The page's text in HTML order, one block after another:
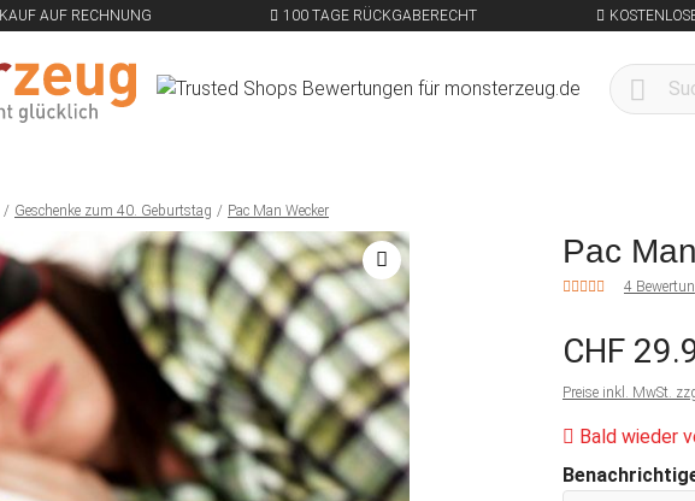
KAUF AUF RECHNUNG 100 TAGE RÜCKGABERECHT
Geschenke zum 40. Geburtstag Pac Man Wecker
Pac
4
CHF
Preise inkl. MwSt.
Bald wieder